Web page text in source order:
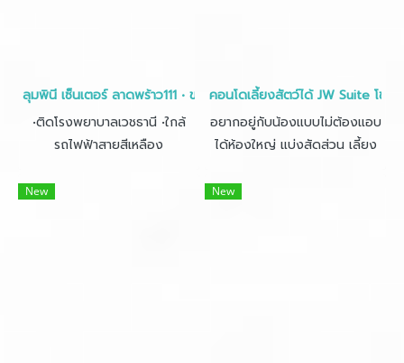
ลุมพินี เซ็นเตอร์ ลาดพร้าว111 • ขนาด 26ตร.ม.
•ติดโรงพยาบาลเวชธานี •ใกล้
รถไฟฟ้าสายสีเหลือง
คอนโดเลี้ยงสัตว์ได้ JW Suite โชค
อยากอยู่กับน้องแบบไม่ต้องแอบ
ได้ห้องใหญ่ แบ่งสัดส่วน เลี้ยง
ต้องที่นี่เลย ถูกกว่าเช่า เฟอร์ใหม่
New New